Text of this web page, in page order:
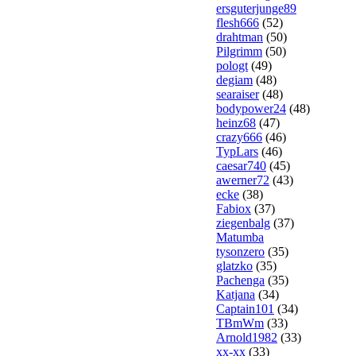
ersguterjunge89
flesh666 (52)
drahtman (50)
Pilgrimm (50)
pologt (49)
degiam (48)
searaiser(48)
bodypower24 (48)
heinz68 (47)
crazy666 (46)
TypLars (46)
caesar740 (45)
awerner72 (43)
ecke (38)
Fabiox (37)
ziegenbalg (37)
Matumba
tysonzero (35)
glatzko (35)
Pachenga (35)
Katjana (34)
Captain101 (34)
TBmWm (33)
Arnold1982 (33)
xx-xx (33)